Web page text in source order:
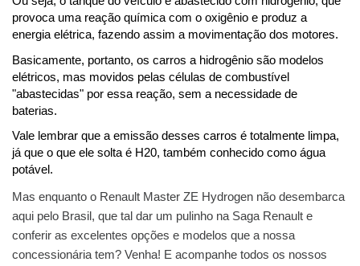
provoca uma reação química com o oxigênio e produz a
energia elétrica, fazendo assim a movimentação dos motores.
Basicamente, portanto, os carros a hidrogênio são modelos
elétricos, mas movidos pelas células de combustível
"abastecidas" por essa reação, sem a necessidade de
baterias.
Vale lembrar que a emissão desses carros é totalmente limpa,
já que o que ele solta é H20, também conhecido como água
potável.
Mas enquanto o Renault Master ZE Hydrogen não desembarca
aqui pelo Brasil, que tal dar um pulinho na Saga Renault e
conferir as excelentes opções e modelos que a nossa
concessionária tem? Venha! E acompanhe todos os nossos